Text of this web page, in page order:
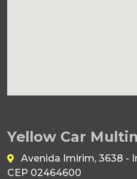
Yellow Car
Avenida Imirim, 3638 -
CEP 02464600